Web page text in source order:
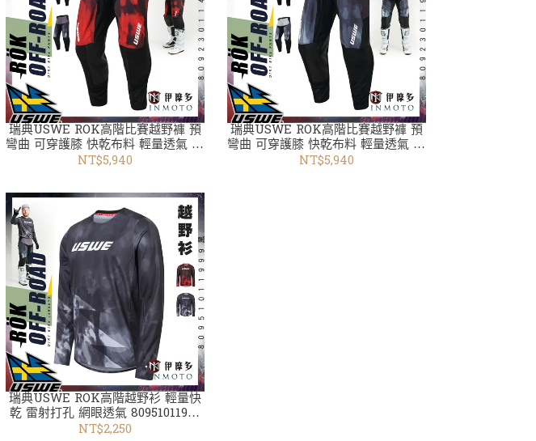
瑞典USWE ROK高階比賽越野褲 預
彎曲 可穿護膝 快乾布料 輕量透氣 微
彈性80923011400紅 共3色 越野衣褲
NT$5,940
瑞典USWE ROK高階比賽越野褲 預
彎曲 可穿護膝 快乾布料 輕量透氣 微
彈性80923011999黑 共3色 越野衣褲
NT$5,940
瑞典USWE ROK高階越野衫 輕量快
乾 雷射打孔 網眼透氣 80951011999
黑 共3色 越野衣褲
NT$2,250